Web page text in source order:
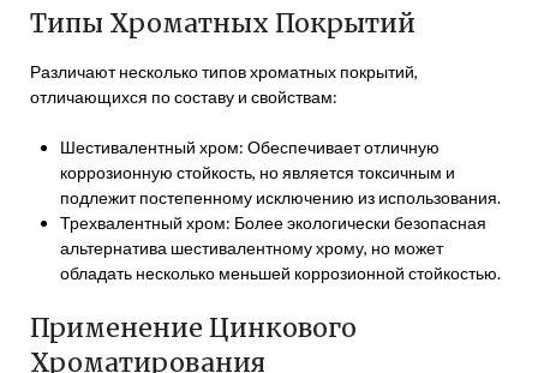
Типы Хроматных Покрытий
Различают несколько типов хроматных покрытий,
отличающихся по составу и свойствам:
Шестивалентный хром: Обеспечивает отличную
коррозионную стойкость, но является токсичным и
подлежит постепенному исключению из использования.
Трехвалентный хром: Более экологически безопасная
альтернатива шестивалентному хрому, но может
обладать несколько меньшей коррозионной стойкостью.
Применение Цинкового
Хроматирования